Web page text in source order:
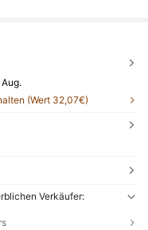
(Wert 32,07€)
Verkäufer: